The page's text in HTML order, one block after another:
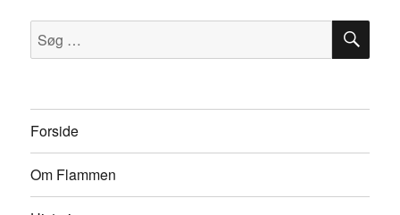
Søg
efter:
SØG
Forside
Om Flammen